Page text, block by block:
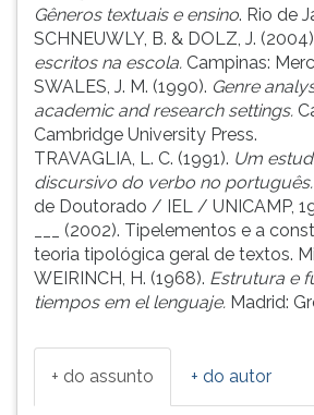
Gêneros textuais e ensino. Rio de
SCHNEUWLY, B. & DOLZ, J.
escritos na escola. Campinas:
SWALES, J. M. (1990). Genre
academic and research settings.
Cambridge University Press.
TRAVAGLIA, L. C. (1991). Um
discursivo do verbo no português.
de Doutorado / IEL / UNICAMP,
___ (2002). Tipelementos e a
teoria tipológica geral de textos.
WEIRINCH, H. (1968). Estrutura e
tiempos em el lenguaje. Madrid:
+ do assunto + do autor